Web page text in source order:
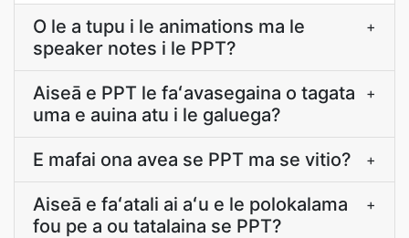
O le a tupu i le animations ma le
speaker notes i le PPT?
+
Aiseā e PPT le faʻavasegaina o tagata
uma e auina atu i le galuega?
+
E mafai ona avea se PPT ma se vitio? +
Aiseā e faʻatali ai aʻu e le polokalama
fou pe a ou tatalaina se PPT?
+